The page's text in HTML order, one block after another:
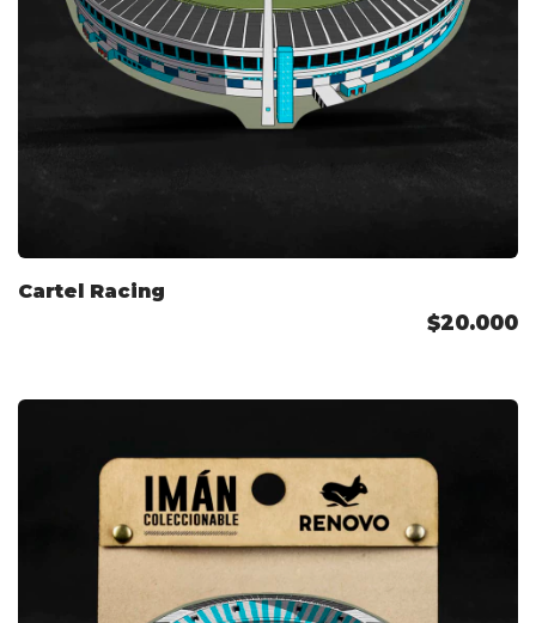
Cartel Racing
$20.000